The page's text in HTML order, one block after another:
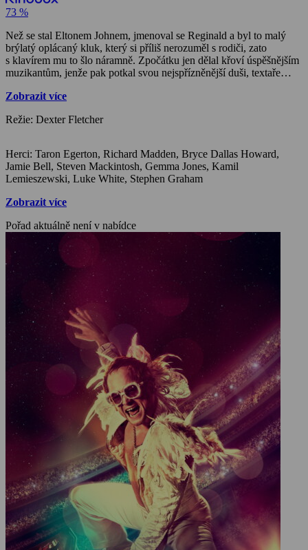
73 %
Než se stal Eltonem Johnem, jmenoval se Reginald a byl to malý
brýlatý oplácaný kluk, který si příliš nerozuměl s rodiči, zato
s klavírem mu to šlo náramně. Zpočátku jen dělal křoví úspěšnějším
muzikantům, jenže pak potkal svou nejspřízněnější duši, textaře
vrchol, možná až příliš rychlá na to, aby se dala zvládnout bez
sám, opuštěný a nemilovaný, což se mu stávalo prakticky pořád.
Zobrazit více
Režie: Dexter Fletcher
Herci: Taron Egerton, Richard Madden, Bryce Dallas Howard,
Jamie Bell, Steven Mackintosh, Gemma Jones, Kamil
Lemieszewski, Luke White, Stephen Graham
Zobrazit více
Pořad aktuálně není v nabídce